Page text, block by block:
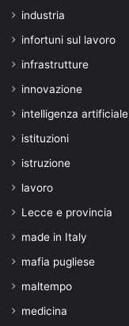
industria
infortuni sul lavoro
infrastrutture
innovazione
intelligenza artificiale
istituzioni
istruzione
lavoro
Lecce e provincia
made in Italy
mafia pugliese
maltempo
medicina